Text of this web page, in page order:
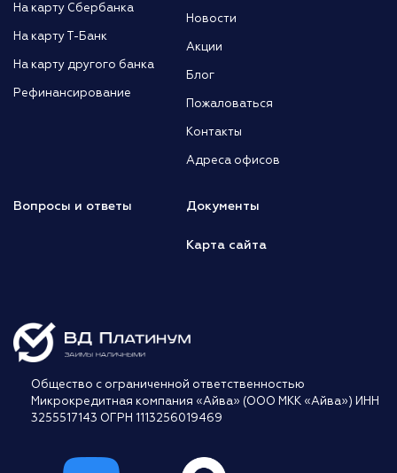
На карту Сбербанка
На карту Т-Банк
На карту другого банка
Рефинансирование
Новости
Акции
Блог
Пожаловаться
Контакты
Адреса офисов
Вопросы и ответы Документы
Карта сайта
Общество с ограниченной ответственностью
Микрокредитная компания «Айва» (ООО МКК «Айва») ИНН
3255517143 ОГРН 1113256019469